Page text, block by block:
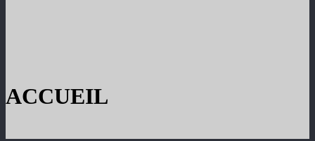
ACCUEIL